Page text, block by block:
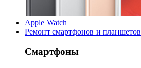
Apple Watch
Ремонт смартфонов и планшетов
Смартфоны